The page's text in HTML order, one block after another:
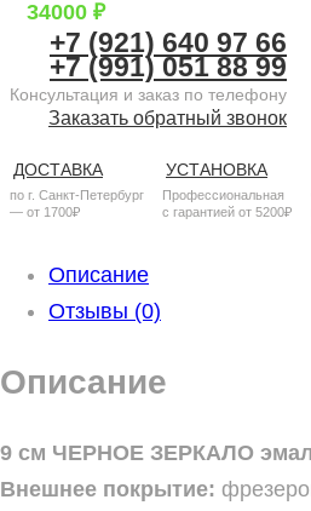
34000₽
+7 (921) 640 97 66
+7 (991) 051 88 99
Консультация и заказ по телефону
Заказать обратный звонок
ДОСТАВКА
по г. Санкт-Петербург
— от 1700₽
УСТАНОВКА
Профессиональная
с гарантией от 5200₽
Описание
Отзывы (0)
Описание
9 см ЧЕРНОЕ ЗЕРКАЛО
Внешнее покрытие: